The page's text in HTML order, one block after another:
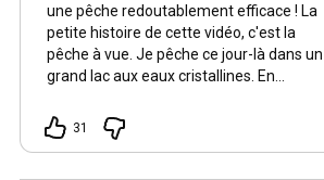
une pêche redoutablement efficace ! La
petite histoire de cette vidéo, c'est la
pêche à vue. Je pêche ce jour-là dans un
grand lac aux eaux cristallines. En
pour vous proposer des images
spectaculaires, je remarque l'activité de
31